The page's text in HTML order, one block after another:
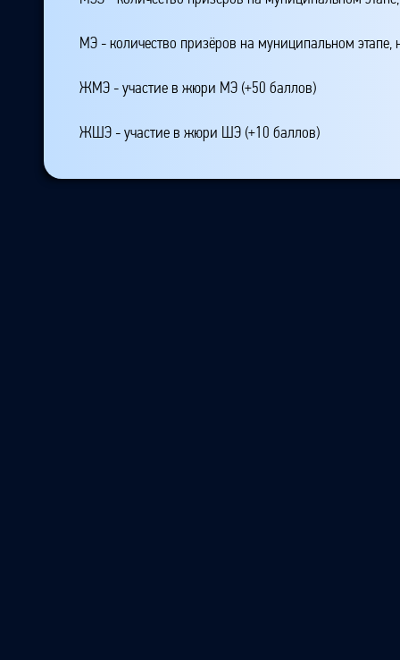
МЭ - количество призёров на муниципальном
ЖМЭ - участие в жюри МЭ (+50 баллов)
ЖШЭ - участие в жюри ШЭ (+10 баллов)